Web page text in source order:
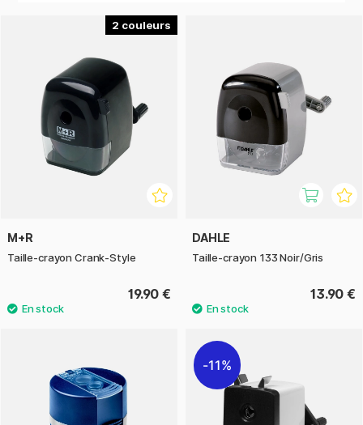
2
M+R
Taille-crayon Crank-Style
19.90 €
DAHLE
Taille-crayon 133 Noir/Gris
13.90 €
11%